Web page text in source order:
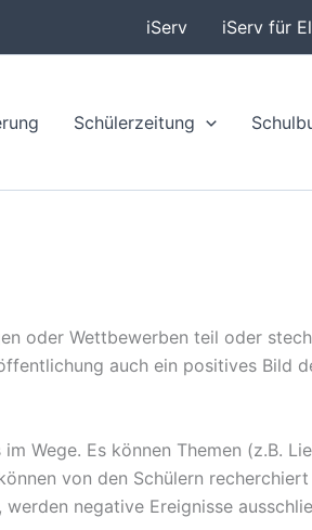
iServ iServ für
Schülerzeitung
oder Wettbewerben teil oder
auch ein positives Bild
Wege. Es können Themen (z.B.
von den Schülern
negative Ereignisse